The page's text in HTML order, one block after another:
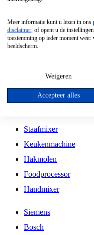
Vrijstaande
Vrijstaande Kookplaat
Inbouw Gaskookplaat
Inbouw Keramische
Kookplaat
Staafmixer
Keukenmachine
Hakmolen
Foodprocessor
Handmixer
Siemens
Bosch
Meer informatie kunt u lezen in ons
disclaimer, of opent u de
toestemming op ieder moment
beeldscherm.
Weigeren
Accepteer alles